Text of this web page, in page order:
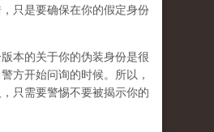
只是要确保在你的假定身份
本的关于你的伪装身份是很
方开始问询的时候。所以，
只需要警惕不要被揭示你的